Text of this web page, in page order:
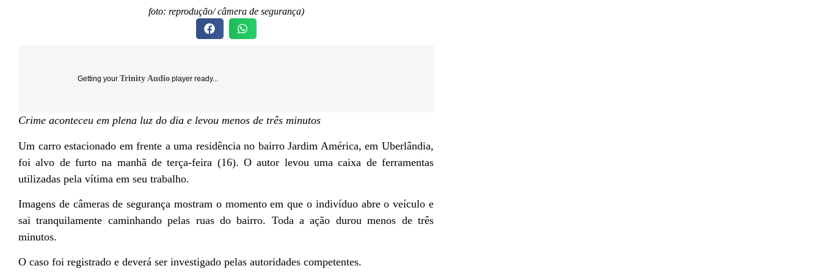
foto: reprodução/ câmera de segurança)
Getting your Trinity Audio player ready...
Crime aconteceu em plena luz do dia e levou menos de três minutos
Um carro estacionado em frente a uma residência no bairro Jardim América, em Uberlândia,
foi alvo de furto na manhã de terça-feira (16). O autor levou uma caixa de ferramentas
utilizadas pela vítima em seu trabalho.
Imagens de câmeras de segurança mostram o momento em que o indivíduo abre o veículo e
sai tranquilamente caminhando pelas ruas do bairro. Toda a ação durou menos de três
minutos.
O caso foi registrado e deverá ser investigado pelas autoridades competentes.